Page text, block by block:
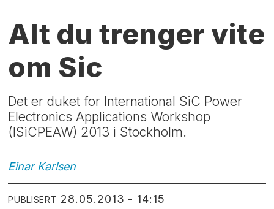
Alt du trenger vite
om Sic
Det er duket for International SiC Power
Electronics Applications Workshop
(ISiCPEAW) 2013 i Stockholm.
Einar Karlsen
PUBLISERT 28.05.2013 - 14:15